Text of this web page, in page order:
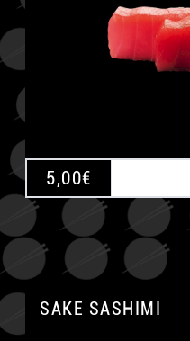
5,00€
SAKE SASHIMI